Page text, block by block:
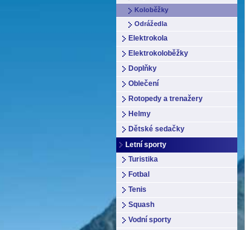
Koloběžky
Odrážedla
Elektrokola
Elektrokoloběžky
Doplňky
Oblečení
Rotopedy a trenažery
Helmy
Dětské sedačky
Letní sporty
Turistika
Fotbal
Tenis
Squash
Vodní sporty